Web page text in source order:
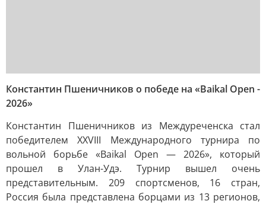
Константин Пшеничников о победе на «Baikal Open -
2026»
Константин Пшеничников из Междуреченска стал
победителем XXVIII Международного турнира по
вольной борьбе «Baikal Open — 2026», который
прошел в Улан-Удэ. Турнир вышел очень
представительным. 209 спортсменов, 16 стран,
Россия была представлена борцами из 13 регионов,